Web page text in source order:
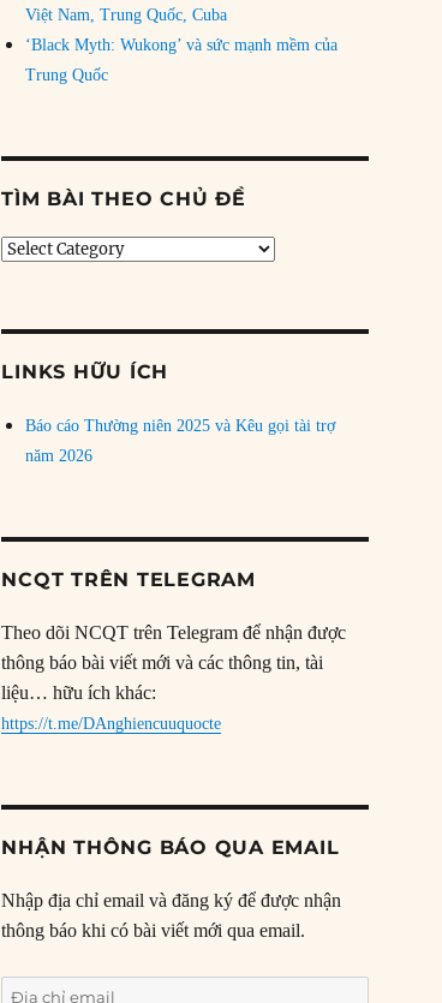
Việt Nam, Trung Quốc, Cuba
‘Black Myth: Wukong’ và sức mạnh mềm của
Trung Quốc
TÌM BÀI THEO CHỦ ĐỀ
Tìm
chủ
LINKS HỮU ÍCH
Báo cáo Thường niên 2025 và Kêu gọi tài trợ
năm 2026
NCQT TRÊN TELEGRAM
Theo dõi NCQT trên Telegram để nhận được
thông báo bài viết mới và các thông tin, tài
liệu… hữu ích khác:
https://t.me/DAnghiencuuquocte
NHẬN THÔNG BÁO QUA EMAIL
Nhập địa chỉ email và đăng ký để được nhận
thông báo khi có bài viết mới qua email.
Địa